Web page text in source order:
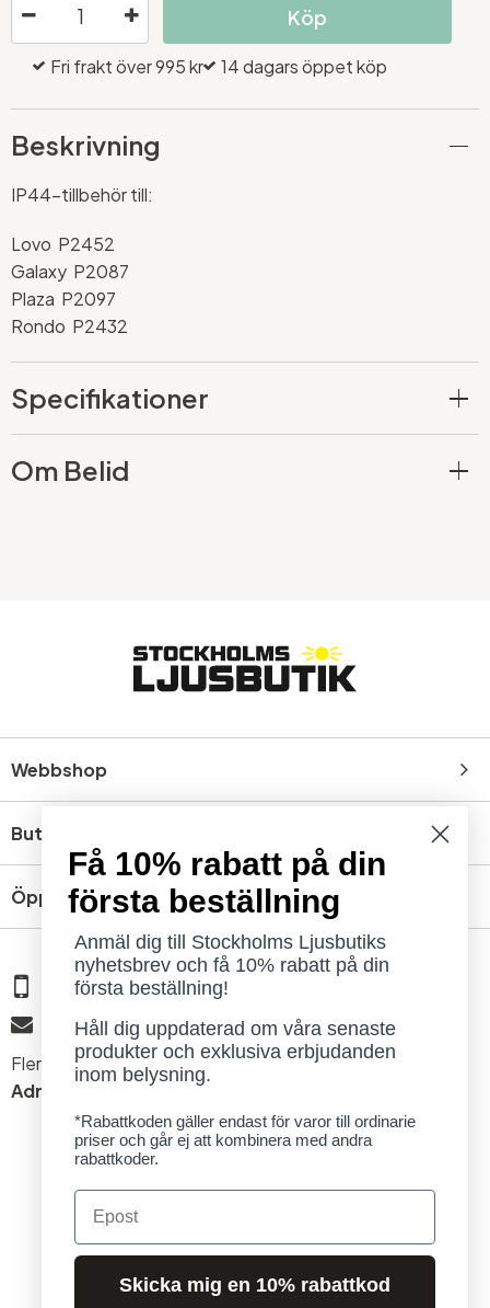
Köp
Fri frakt över 995 kr 14 dagars öppet köp
Beskrivning
IP44-tillbehör till:
Lovo P2452
Galaxy P2087
Plaza P2097
Rondo P2432
Specifikationer
Om Belid
Webbshop
Butik
Öppettider
08 - 654 29 00
info@ljusbutik.se
Fler kontaktuppgifter »
Adress:
Kungsholmsgatan 6, 112 27 Stockholm
© 2026 Stockholms Ljusbutik. Alla rättigheter förbehållna.
Få 10% rabatt på din
första beställning
Anmäl dig till Stockholms Ljusbutiks
nyhetsbrev och få 10% rabatt på din
första beställning!
Håll dig uppdaterad om våra senaste
produkter och exklusiva erbjudanden
inom belysning.
*Rabattkoden gäller endast för varor till ordinarie
priser och går ej att kombinera med andra
rabattkoder.
Email
Skicka mig en 10% rabattkod